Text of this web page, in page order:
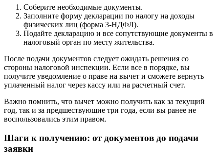
Соберите необходимые документы.
Заполните форму декларации по налогу на доходы
физических лиц (форма 3-НДФЛ).
Подайте декларацию и все сопутствующие документы в
налоговый орган по месту жительства.
После подачи документов следует ожидать решения со
стороны налоговой инспекции. Если все в порядке, вы
получите уведомление о праве на вычет и сможете вернуть
уплаченный налог через кассу или на расчетный счет.
Важно помнить, что вычет можно получить как за текущий
год, так и за предшествующие три года, если вы ранее не
воспользовались этим правом.
Шаги к получению: от документов до подачи
заявки